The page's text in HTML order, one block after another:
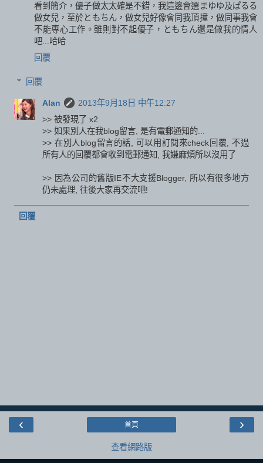
看到簡介，優子做太太確是不錯，我這邊會選まゆゆ及ぱるる
做女兒，至於ともちん，做女兒好像會同我頂撞，做同事我會
不能專心工作。雖則對不起優子，ともちん還是做我的情人
吧...哈哈
回覆
回覆
Alan
2013年9月18日 中午12:27
>> 被發現了 x2
>> 如果別人在我blog留言, 是有電郵通知的...
>> 在別人blog留言的話, 可以用訂閱來check回覆, 不過
所有人的回覆都會收到電郵通知, 我嫌麻煩所以沒用了
>> 因為公司的舊版IE不大支援Blogger, 所以有很多地方
仍未處理, 往後大家再交流吧!
回覆
‹ ›
首頁
查看網路版